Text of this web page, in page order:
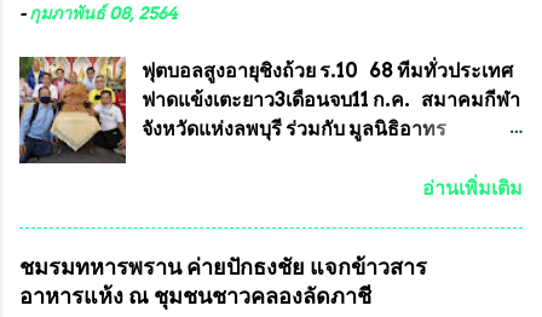
ตอกโค๊ตและรันหมายเลข (พร้อมทั้งมีการทำ
ประกาศจำนวนการจัดสร้างให้ชัดเจน ว่าสร้าง
จำนวนเท่าไหร่ (เพื่อป้องกันการปั๊มเสริมใน
ภายหลัง) 3.)มีวัตถุประสงค์ที...
ณัฐสุภานนท์ เปิดเผยว่า “ยกตัวอย่างในเขต
การเลือกตั้งต้องแสวงหาข้อเท็จจริงและดำเนิน
การจัดให้มีการเลือกตั้งใหม่ เพราะมีการร้อง
เรียนการกระทำความผิดกฎหมายการเลือกตั้ง
เลขาธิการคณะกรรมการการเลือกตั้ง เพื่อให้
การเลือกตั้งจะดำเนินการจัดให้มีการเลือกตั้ง
ใหม่อีกครั้ง ประธานมูลนิธิธรรมาภิบาลและ
-กุมภาพันธ์ 08, 2564
ฟุตบอลสูงอายุชิงถ้วย ร.10 68 ทีมทั่วประเทศ
ฟาดแข้งเตะยาว3เดือนจบ11 ก.ค. สมาคมกีฬา
จังหวัดแห่งลพบุรี ร่วมกับ มูลนิธิอาทร
แข่งขันฟุตบอลสูงอายุชิงแชมป์ประเทศไทย ชิง
อดีตนักเตะทีมชาติอนุญาตให้ลงแข่งขันได้ ทีม
แชมป์ได้รับ 150,000 บาท พร้อมได้สิทธิ์ไป
อ่านเพิ่มเติม
ชมรมทหารพราน ค่ายปักธงชัย แจกข้าวสาร
อาหารแห้ง ณ​ ชุมชนชาวคลองลัดภาชี